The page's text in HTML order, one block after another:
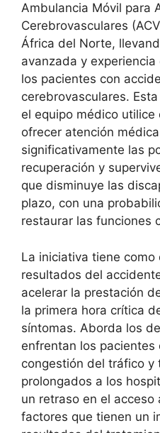
Ambulancia Móvil para
Cerebrovasculares
África del Norte,
avanzada y
los pacientes con
cerebrovasculares.
el equipo médico
ofrecer atención
significativamente las
recuperación y
que disminuye las
plazo, con una
restaurar las funciones
La iniciativa tiene
resultados del
acelerar la prestación
la primera hora crítica
síntomas. Aborda los
enfrentan los pacientes
congestión del tráfico
prolongados a los
un retraso en el acceso
factores que tienen un